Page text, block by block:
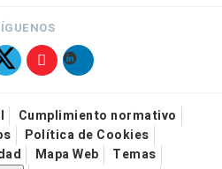
Cumplimiento normativo
Política de Cookies
Mapa Web
Temas